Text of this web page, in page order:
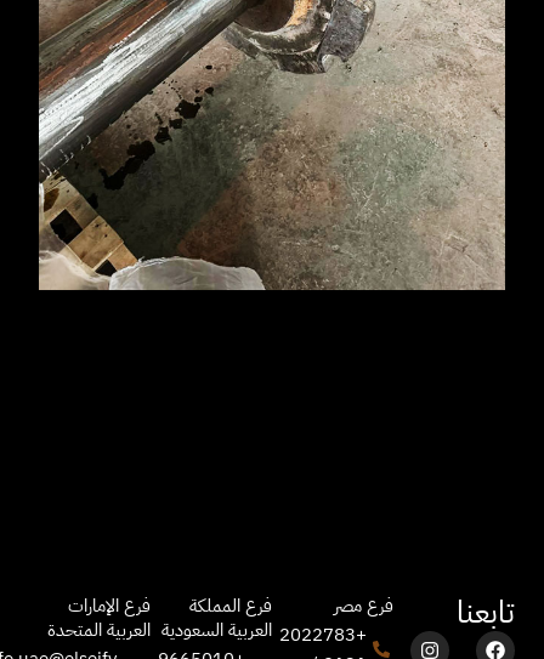
تابعنا
F
I L
فرع مصر
+2022783
فرع المملكة
العربية السعودية
فرع الإمارات
العربية المتحدة